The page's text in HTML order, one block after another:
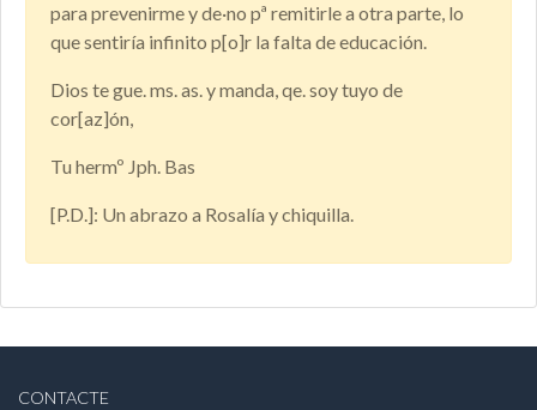
para prevenirme y de·no pª remitirle a otra parte, lo
que sentiría infinito p[o]r la falta de educación.
Dios te gue. ms. as. y manda, qe. soy tuyo de
cor[az]ón,
Tu hermº Jph. Bas
[P.D.]: Un abrazo a Rosalía y chiquilla.
CONTACTE